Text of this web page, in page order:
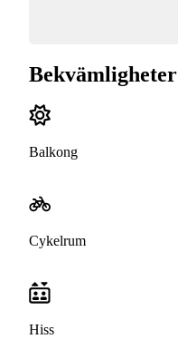
Bekvämligheter
Balkong
Cykelrum
Hiss